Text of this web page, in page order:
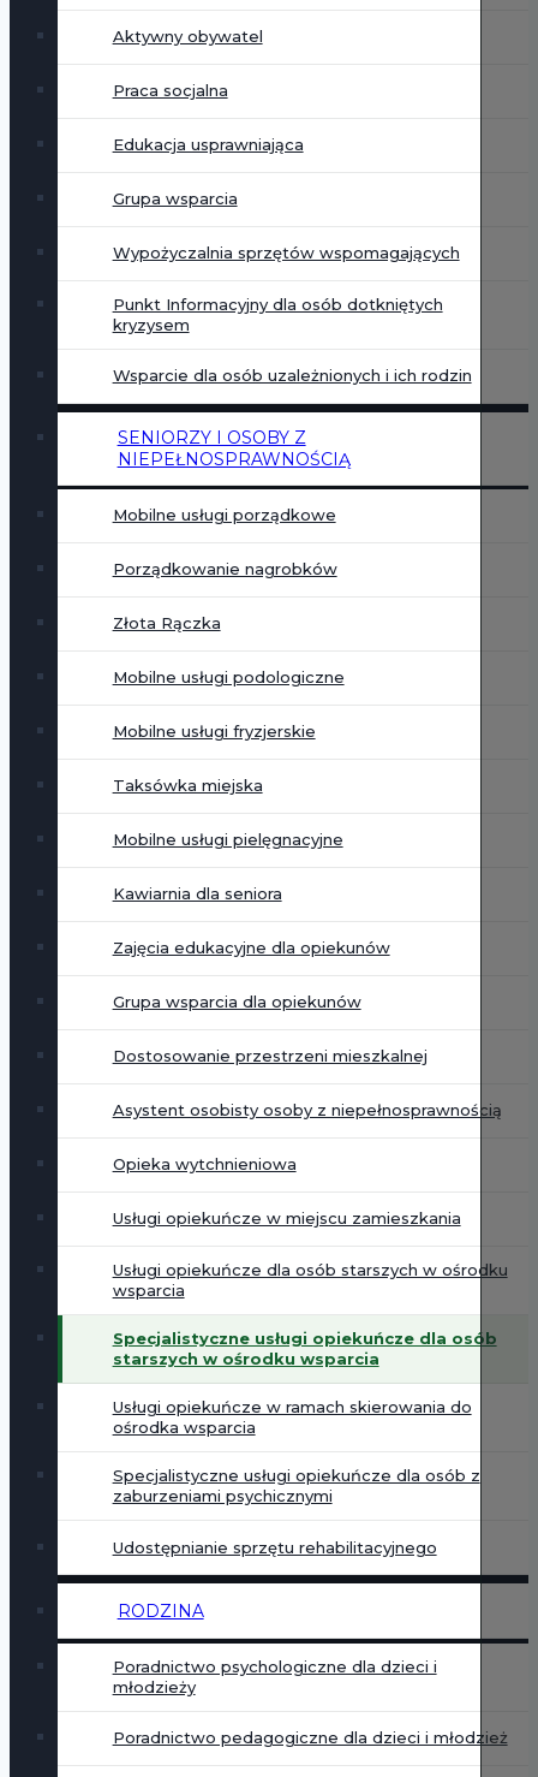
Aktywny obywatel
Praca socjalna
Edukacja usprawniająca
Grupa wsparcia
Wypożyczalnia sprzętów wspomagających
Punkt Informacyjny dla osób dotkniętych
kryzysem
Wsparcie dla osób uzależnionych i ich rodzin
SENIORZY I OSOBY Z
NIEPEŁNOSPRAWNOŚCIĄ
Mobilne usługi porządkowe
Porządkowanie nagrobków
Złota Rączka
Mobilne usługi podologiczne
Mobilne usługi fryzjerskie
Taksówka miejska
Mobilne usługi pielęgnacyjne
Kawiarnia dla seniora
Zajęcia edukacyjne dla opiekunów
Grupa wsparcia dla opiekunów
Dostosowanie przestrzeni mieszkalnej
Asystent osobisty osoby z niepełnosprawnością
Opieka wytchnieniowa
Usługi opiekuńcze w miejscu zamieszkania
Usługi opiekuńcze dla osób starszych w ośrodku
wsparcia
Specjalistyczne usługi opiekuńcze dla osób
starszych w ośrodku wsparcia
Usługi opiekuńcze w ramach skierowania do
ośrodka wsparcia
Specjalistyczne usługi opiekuńcze dla osób z
zaburzeniami psychicznymi
Udostępnianie sprzętu rehabilitacyjnego
RODZINA
Poradnictwo psychologiczne dla dzieci i
młodzieży
Poradnictwo pedagogiczne dla dzieci i młodzież